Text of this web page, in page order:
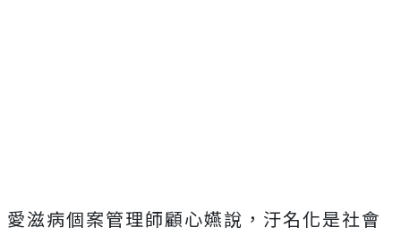
愛滋病個案管理師顧心嬿說，汙名化是社會